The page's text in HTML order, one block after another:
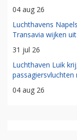
04 aug 26
Luchthavens
Transavia wijken uit
31 jul 26
Luchthaven Luik
04 aug 26